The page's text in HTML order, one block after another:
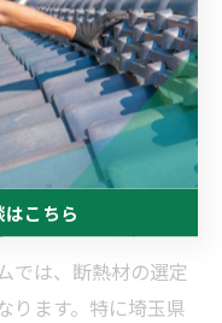
毎日を実現す
入れる方法
では、断熱材の選定
ります。特に埼玉県
はこちら
こちら